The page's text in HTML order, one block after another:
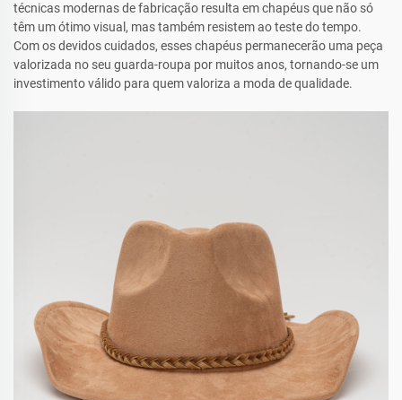
técnicas modernas de fabricação resulta em chapéus que não só
têm um ótimo visual, mas também resistem ao teste do tempo.
Com os devidos cuidados, esses chapéus permanecerão uma peça
valorizada no seu guarda-roupa por muitos anos, tornando-se um
investimento válido para quem valoriza a moda de qualidade.